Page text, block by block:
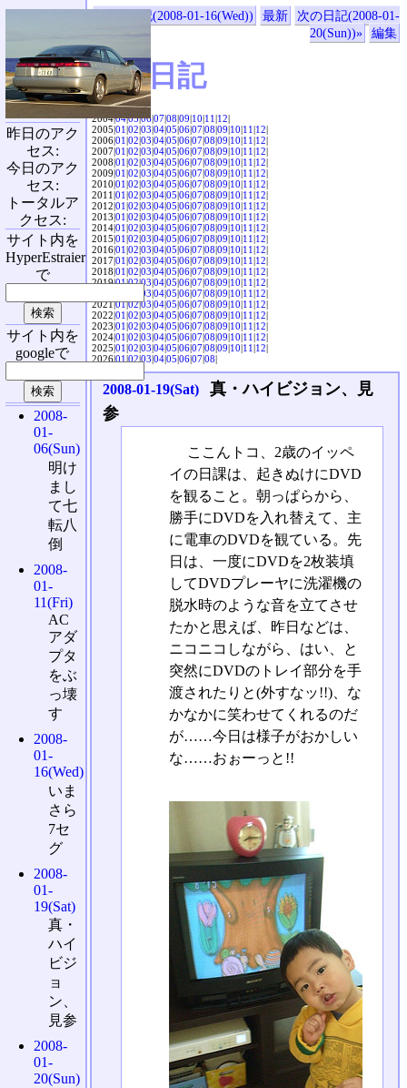
«前の日記(2008-01-16(Wed)) 最新
次の日記(2008-01-
20(Sun))»
編集
SVX日記
2004|04|05|06|07|08|09|10|11|12|
2005|01|02|03|04|05|06|07|08|09|10|11|12|
2006|01|02|03|04|05|06|07|08|09|10|11|12|
2007|01|02|03|04|05|06|07|08|09|10|11|12|
2008|01|02|03|04|05|06|07|08|09|10|11|12|
2009|01|02|03|04|05|06|07|08|09|10|11|12|
2010|01|02|03|04|05|06|07|08|09|10|11|12|
2011|01|02|03|04|05|06|07|08|09|10|11|12|
2012|01|02|03|04|05|06|07|08|09|10|11|12|
2013|01|02|03|04|05|06|07|08|09|10|11|12|
2014|01|02|03|04|05|06|07|08|09|10|11|12|
2015|01|02|03|04|05|06|07|08|09|10|11|12|
2016|01|02|03|04|05|06|07|08|09|10|11|12|
2017|01|02|03|04|05|06|07|08|09|10|11|12|
2018|01|02|03|04|05|06|07|08|09|10|11|12|
2019|01|02|03|04|05|06|07|08|09|10|11|12|
03|04|05|06|07|08|09|10|11|12|
2021|01|02|03|04|05|06|07|08|09|10|11|12|
2022|01|02|03|04|05|06|07|08|09|10|11|12|
2023|01|02|03|04|05|06|07|08|09|10|11|12|
2024|01|02|03|04|05|06|07|08|09|10|11|12|
2025|01|02|03|04|05|06|07|08|09|10|11|12|
2026|01|02|03|04|05|06|07|08|
2008-01-19(Sat)
真・ハイビジョン、見
参
ここんトコ、2歳のイッペ
イの日課は、起きぬけにDVD
を観ること。朝っぱらから、
勝手にDVDを入れ替えて、主
に電車のDVDを観ている。先
日は、一度にDVDを2枚装填
してDVDプレーヤに洗濯機の
脱水時のような音を立てさせ
たかと思えば、昨日などは、
ニコニコしながら、はい、と
突然にDVDのトレイ部分を手
渡されたりと(外すなッ!!)、な
かなかに笑わせてくれるのだ
が……今日は様子がおかしい
な……おぉーっと!!
昨日のアク
セス:
今日のアク
セス:
トータルア
クセス:
サイト内を
HyperEstraier
で
サイト内を
googleで
2008-
01-
06(Sun)
明け
まし
て七
転八
倒
2008-
01-
11(Fri)
AC
アダ
プタ
をぶ
っ壊
す
2008-
01-
16(Wed)
いま
さら
7セ
グ
2008-
01-
19(Sat)
真・
ハイ
ビジ
ョ
ン、
見参
2008-
01-
20(Sun)